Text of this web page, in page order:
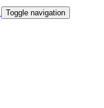
Toggle navigation